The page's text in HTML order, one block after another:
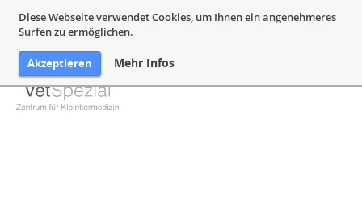
Diese Webseite verwendet Cookies, um Ihnen ein angenehmeres
Surfen zu ermöglichen.
Akzeptieren Mehr Infos